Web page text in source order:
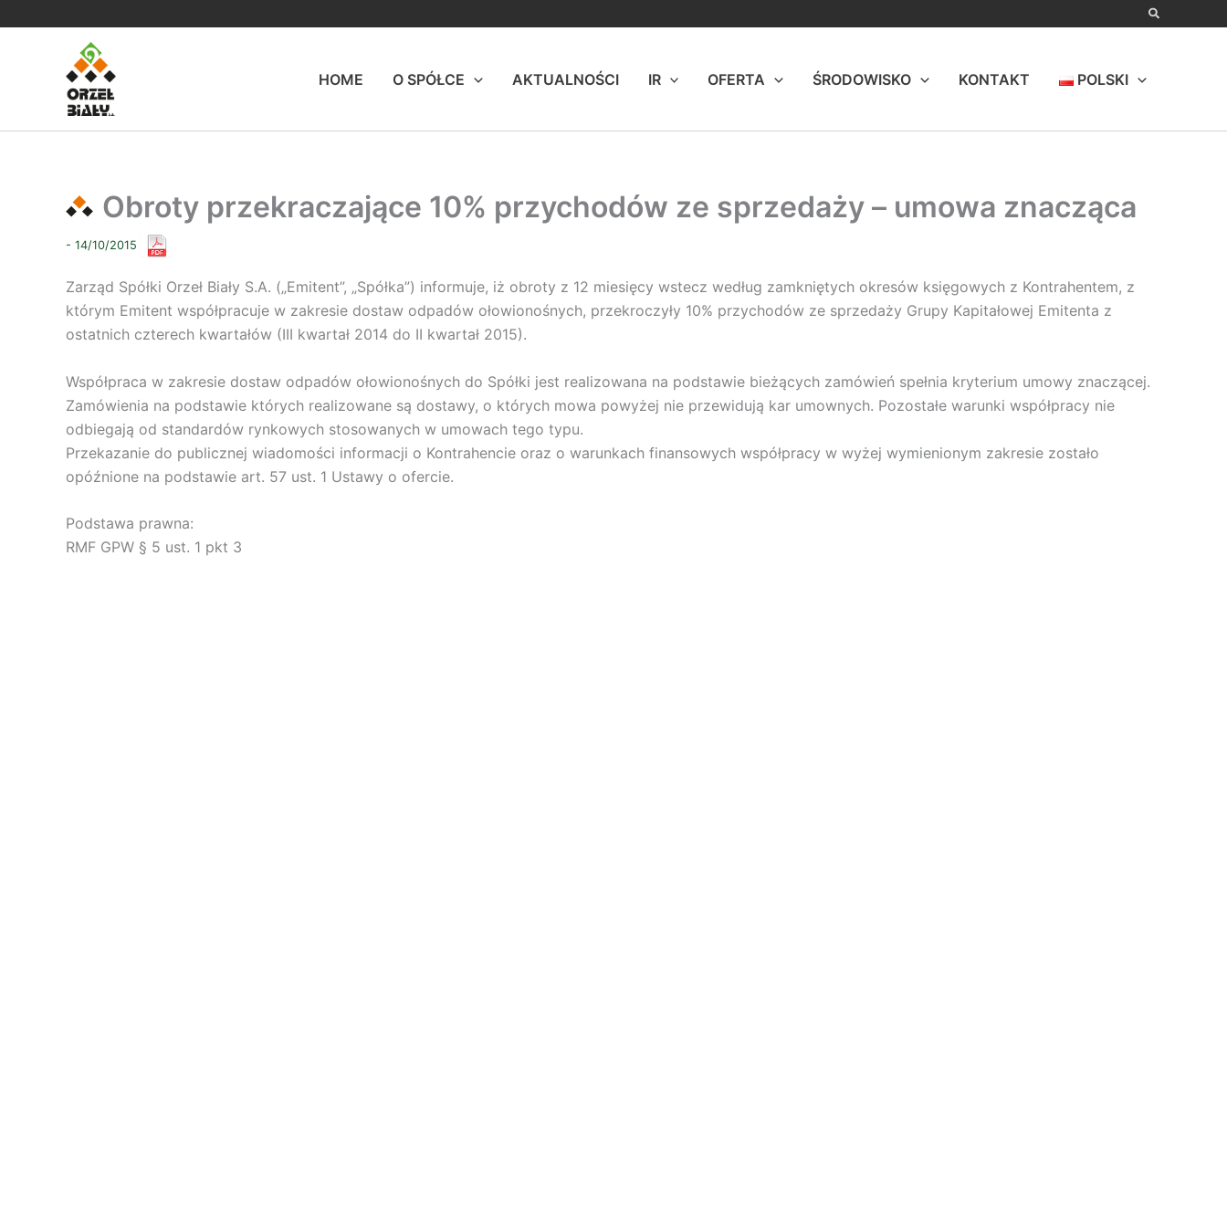
HOME
O SPÓŁCE AKTUALNOŚCI IR OFERTA ŚRODOWISKO KONTAKT POLSKI
Obroty przekraczające 10% przychodów ze sprzedaży – umowa znacząca
- 14/10/2015
Zarząd Spółki Orzeł Biały S.A. („Emitent”, „Spółka”) informuje, iż obroty z 12 miesięcy wstecz według zamkniętych okresów księgowych z Kontrahentem, z
którym Emitent współpracuje w zakresie dostaw odpadów ołowionośnych, przekroczyły 10% przychodów ze sprzedaży Grupy Kapitałowej Emitenta z
ostatnich czterech kwartałów (III kwartał 2014 do II kwartał 2015).
Współpraca w zakresie dostaw odpadów ołowionośnych do Spółki jest realizowana na podstawie bieżących zamówień spełnia kryterium umowy znaczącej.
Zamówienia na podstawie których realizowane są dostawy, o których mowa powyżej nie przewidują kar umownych. Pozostałe warunki współpracy nie
odbiegają od standardów rynkowych stosowanych w umowach tego typu.
Przekazanie do publicznej wiadomości informacji o Kontrahencie oraz o warunkach finansowych współpracy w wyżej wymienionym zakresie zostało
opóźnione na podstawie art. 57 ust. 1 Ustawy o ofercie.
Podstawa prawna:
RMF GPW § 5 ust. 1 pkt 3